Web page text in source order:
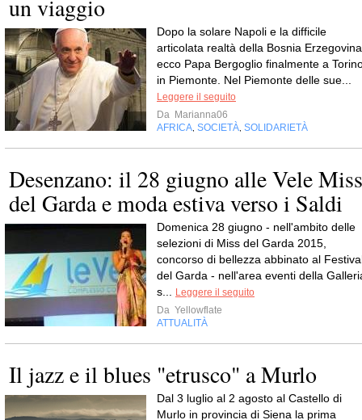
un viaggio
Dopo la solare Napoli e la difficile
articolata realtà della Bosnia
ecco Papa Bergoglio finalmente a
in Piemonte. Nel Piemonte delle sue...
Leggere il seguito
Da Marianna06
AFRICA, SOCIETÀ, SOLIDARIETÀ
Desenzano: il 28 giugno alle Vele Miss
del Garda e moda estiva verso i Saldi
Domenica 28 giugno - nell'ambito delle
selezioni di Miss del Garda 2015,
concorso di bellezza abbinato al
del Garda - nell'area eventi della
s... Leggere il seguito
Da Yellowflate
ATTUALITÀ
Il jazz e il blues "etrusco" a Murlo
Dal 3 luglio al 2 agosto al Castello di
Murlo in provincia di Siena la prima